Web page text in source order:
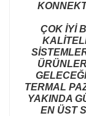
ÇOK İYİ
TERMAL
YAKINDA
EN ÜST